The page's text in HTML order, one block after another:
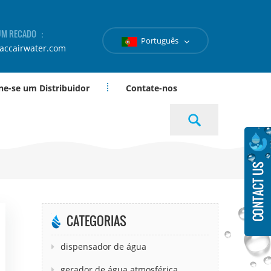
RECADO ：
Português
se um Distribuidor Contate-nos
CATEGORIAS
dispensador de água